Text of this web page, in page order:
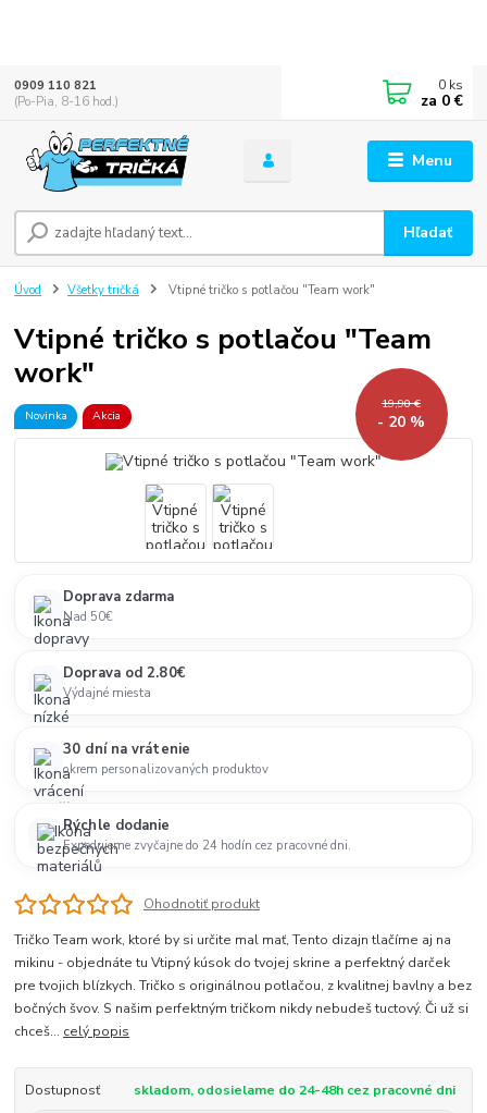
Menu
Hľadať
0909 110 821
(Po-Pia, 8-16 hod.)
0 ks
za 0 €
Úvod Všetky tričká Vtipné tričko s potlačou "Team work"
Vtipné tričko s potlačou "Team
work"
Novinka Akcia
19,90 €
- 20 %
Doprava zdarma
Nad 50€
Doprava od 2.80€
Výdajné miesta
30 dní na vrátenie
okrem personalizovaných produktov
Rýchle dodanie
Expedujeme zvyčajne do 24 hodín cez pracovné dni.
Ohodnotiť produkt
Tričko Team work, ktoré by si určite mal mať, Tento dizajn tlačíme aj na
mikinu - objednáte tu Vtipný kúsok do tvojej skrine a perfektný darček
pre tvojich blízkych. Tričko s originálnou potlačou, z kvalitnej bavlny a bez
bočných švov. S našim perfektným tričkom nikdy nebudeš tuctový. Či už si
chceš... celý popis
Dostupnosť skladom, odosielame do 24-48h cez pracovné dni